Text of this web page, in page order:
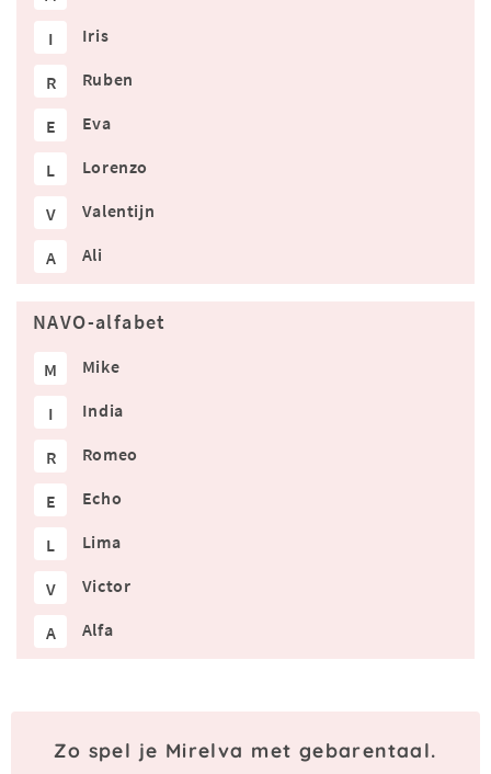
I Iris
R Ruben
E Eva
L Lorenzo
V Valentijn
A Ali
NAVO-alfabet
M Mike
I India
R Romeo
E Echo
L Lima
V Victor
A Alfa
Zo spel je Mirelva met gebarentaal.